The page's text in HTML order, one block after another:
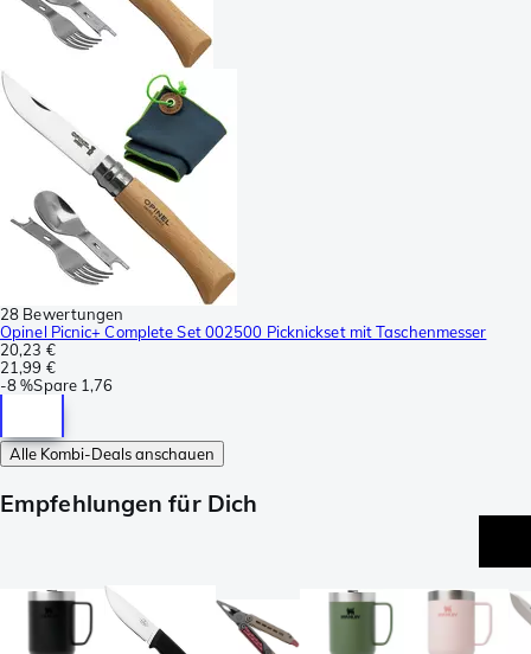
28 Bewertungen
Opinel Picnic+ Complete Set 002500 Picknickset mit Taschenmesser
20,23 €
21,99 €
-8 %Spare 1,76
Alle Kombi-Deals anschauen
Empfehlungen für Dich